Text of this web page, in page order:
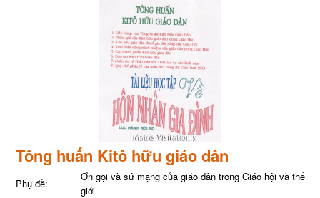
Tông huấn Kitô hữu giáo dân
Phụ đề:
Ơn gọi và sứ mạng của giáo dân trong Giáo hội và thế
giới